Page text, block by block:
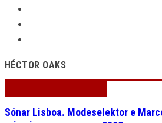
HÉCTOR OAKS
Sónar Lisboa. Modeselektor e